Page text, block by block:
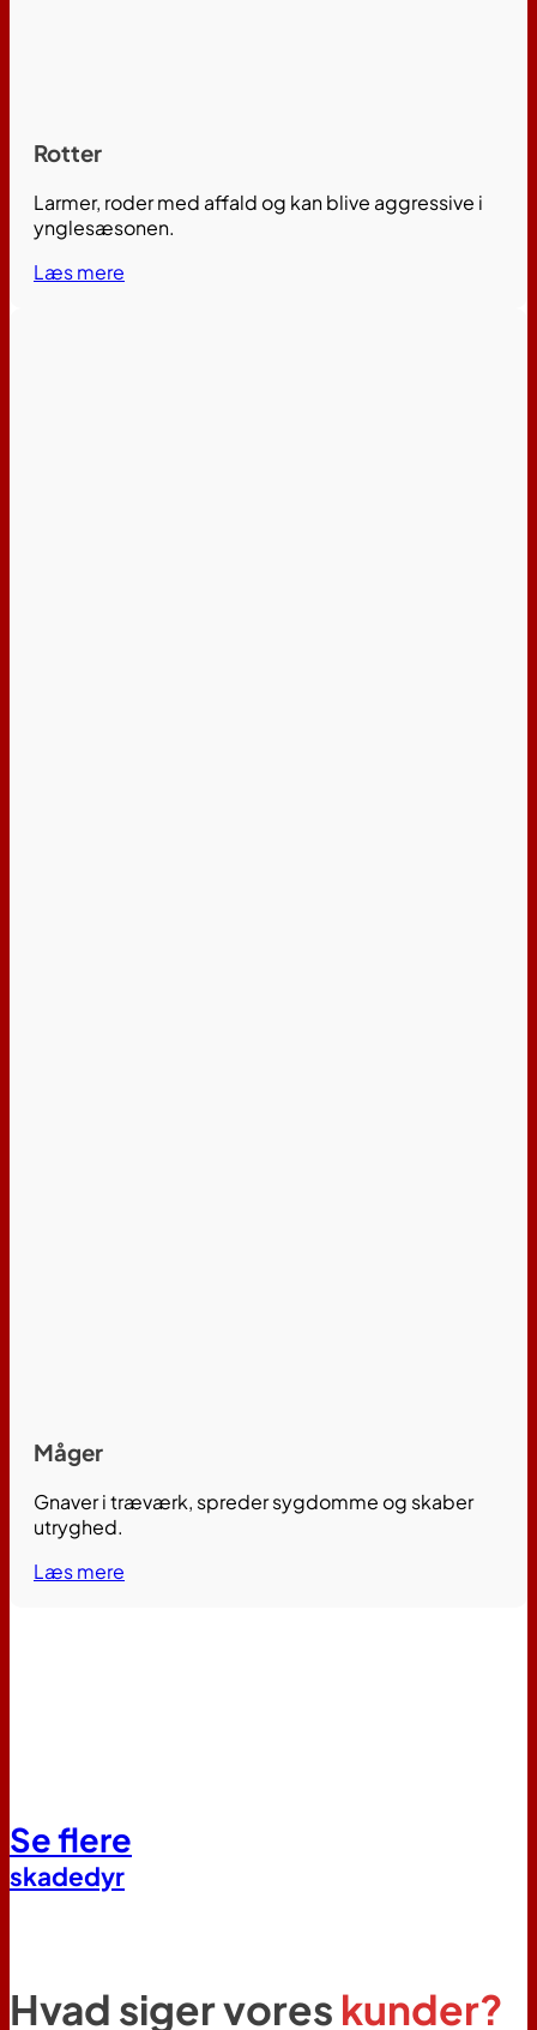
Rotter
Larmer, roder med affald og kan blive aggressive i
ynglesæsonen.
Læs mere
Måger
Gnaver i træværk, spreder sygdomme og skaber
utryghed.
Læs mere
Se flere
skadedyr
Hvad siger vores kunder?